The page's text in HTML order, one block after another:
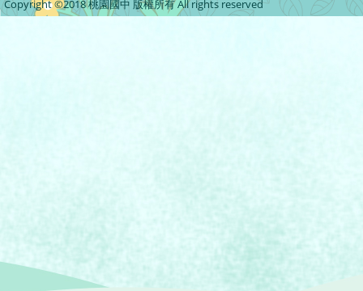
Copyright ©2018 桃園國中 版權所有 All rights reserved